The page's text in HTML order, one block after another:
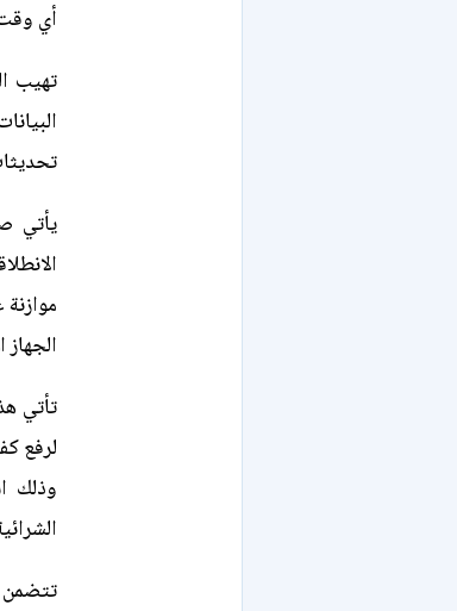
أي
تهيب
الجهاز
تأتي
لرفع
وذلك
تتضمن